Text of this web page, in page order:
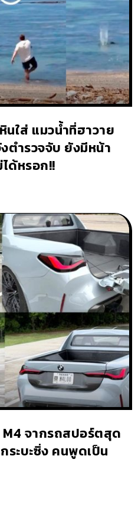
นใส่ แมวน้ำที่ฮาวาย
ตำรวจจับ ยังมีหน้า
ด้หรอก!!
จากรถสปอร์ตสุด
ระบะซิ่ง คนพูดเป็น